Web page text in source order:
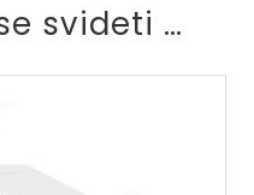
svideti …